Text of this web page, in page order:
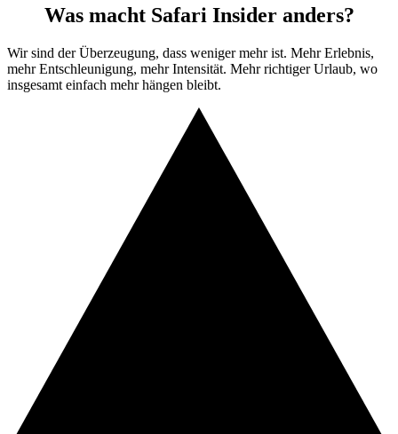
Was macht Safari Insider anders?
Wir sind der Überzeugung, dass weniger mehr ist. Mehr Erlebnis,
mehr Entschleunigung, mehr Intensität. Mehr richtiger Urlaub, wo
insgesamt einfach mehr hängen bleibt.